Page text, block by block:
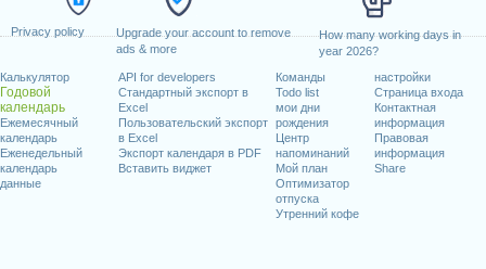
Privacy policy
Upgrade your account to remove
ads & more
How many working days in
year 2026?
Калькулятор
Годовой
календарь
Ежемесячный
календарь
Еженедельный
календарь
данные
API for developers
Стандартный экспорт в
Excel
Пользовательский экспорт
в Excel
Экспорт календаря в PDF
Вставить виджет
Команды
Todo list
мои дни
рождения
Центр
напоминаний
Мой план
Оптимизатор
отпуска
Утренний кофе
настройки
Страница входа
Контактная
информация
Правовая
информация
Share